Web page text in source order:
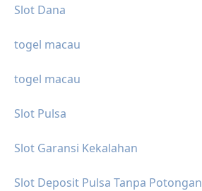
Slot Dana
togel macau
togel macau
Slot Pulsa
Slot Garansi Kekalahan
Slot Deposit Pulsa Tanpa Potongan